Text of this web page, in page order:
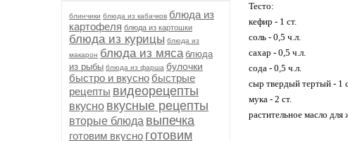
блинчики блюда из кабачков блюда из
картофеля блюда из картошки
блюда из курицы блюда из
макарон блюда из мяса блюда
из рыбы блюда из фарша булочки
быстро и вкусно быстрые
рецепты видеорецепты
вкусно вкусные рецепты
вторые блюда выпечка
готовим вкусно готовим
Тесто:
кефир - 1 ст.
соль - 0,5 ч.л.
сахар - 0,5 ч.л.
сода - 0,5 ч.л.
сыр твердый тертый - 1
мука - 2 ст.
растительное масло